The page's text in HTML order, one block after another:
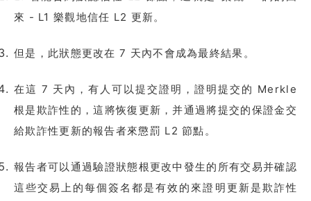
來 - L1 樂觀地信任 L2 更新。
但是，此狀態更改在 7 天內不會成為最終結果。
在這 7 天內，有人可以提交證明，證明提交的 Merkle
根是欺詐性的，這將恢復更新，并通過將提交的保證金交
給欺詐性更新的報告者來懲罰 L2 節點。
報告者可以通過驗證狀態根更改中發生的所有交易并確認
這些交易上的每個簽名都是有效的來證明更新是欺詐性